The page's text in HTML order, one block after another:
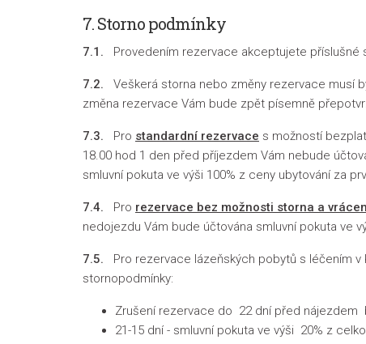
7. Storno podmínky
7.1. Provedením rezervace akceptujete
7.2. Veškerá storna nebo změny rezervace musí
změna rezervace Vám bude zpět písemně
7.3. Pro standardní rezervace s možností
18.00 hod 1 den před příjezdem Vám nebude
smluvní pokuta ve výši 100% z ceny ubytování za
7.4. Pro rezervace bez možnosti storna a
nedojezdu Vám bude účtována smluvní pokuta ve
7.5.
Pro rezervace lázeňských pobytů s léčením v
stornopodmínky:
Zrušení rezervace do 22 dní před nájezdem
21-15 dní - smluvní pokuta ve výši 20% z